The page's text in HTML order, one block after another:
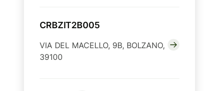
CRBZIT2B005
VIA DEL MACELLO, 9B, BOLZANO,
39100